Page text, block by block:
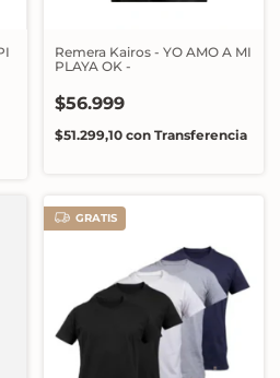
Remera Kairos - YO AMO A MI
PLAYA OK -
$56.999
$51.299,10 con Transferencia
GRATIS